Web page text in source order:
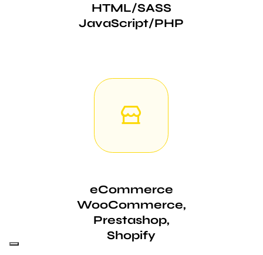
HTML/SASS
JavaScript/PHP
eCommerce
WooCommerce,
Prestashop,
Shopify